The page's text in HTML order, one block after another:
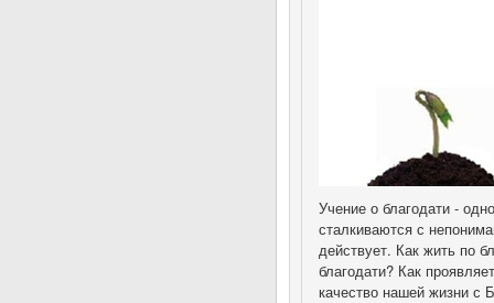
Учение о благодати -
сталкиваются с
действует. Как жить по
благодати? Как
качество нашей жизни с